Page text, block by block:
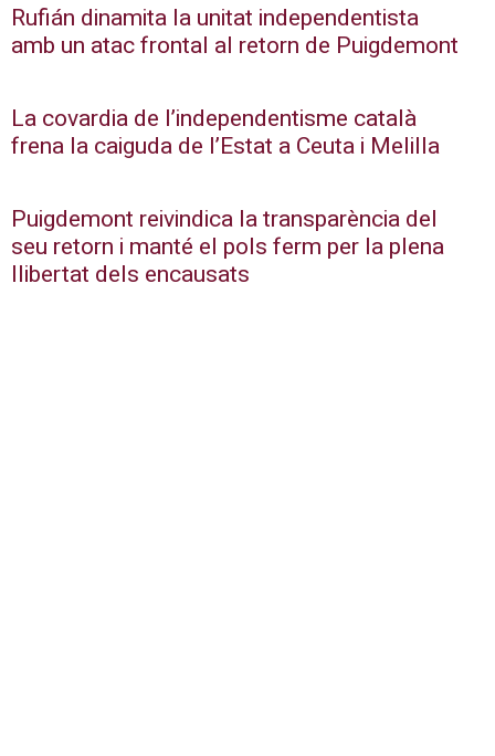
Rufián dinamita la unitat independentista
amb un atac frontal al retorn de Puigdemont
La covardia de l’independentisme català
frena la caiguda de l’Estat a Ceuta i Melilla
Puigdemont reivindica la transparència del
seu retorn i manté el pols ferm per la plena
llibertat dels encausats